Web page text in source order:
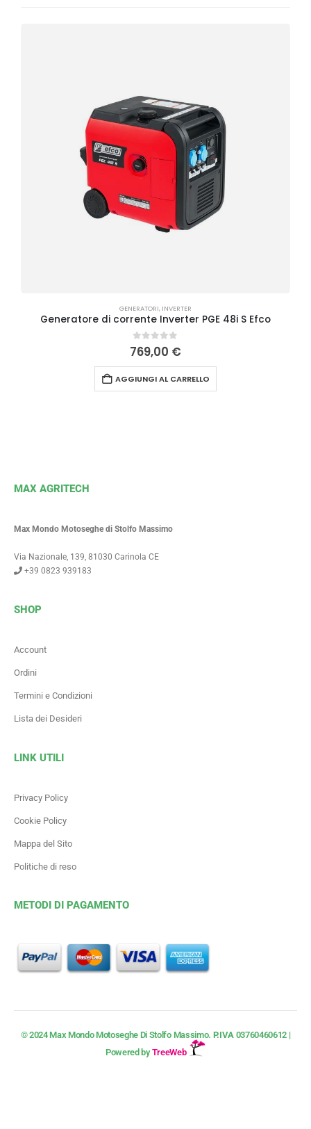
GENERATORI, INVERTER
Generatore di corrente Inverter PGE 48i S Efco
0Su 5
769,00 €
AGGIUNGI AL CARRELLO
MAX AGRITECH
Max Mondo Motoseghe di Stolfo Massimo
Via Nazionale, 139, 81030 Carinola CE
+39 0823 939183
SHOP
Account
Ordini
Termini e Condizioni
Lista dei Desideri
LINK UTILI
Privacy Policy
Cookie Policy
Mappa del Sito
Politiche di reso
METODI DI PAGAMENTO
© 2024 Max Mondo Motoseghe Di Stolfo Massimo. P.IVA 03760460612 |
Powered byTreeWeb